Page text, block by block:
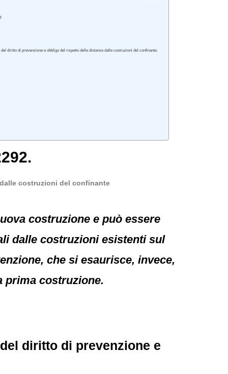
diritto di prevenzione e obbligo del rispetto delle distanze dalle costruzioni del confinante.
costruzioni del confinante
costruzione e può essere
dalle costruzioni esistenti sul
che si esaurisce, invece,
prima costruzione.
diritto di prevenzione e